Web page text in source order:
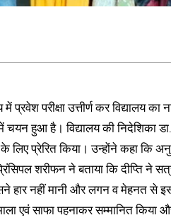
प्रवेश परीक्षा उत्तीर्ण कर विद्यालय का
चयन हुआ है। विद्यालय की निदेशिका
लिए प्रेरित किया। उन्होंने कहा कि
शरीफन ने बताया कि दीप्ति ने
हार नहीं मानी और लगन व मेहनत से इस
एवं साफा पहनाकर सम्मानित